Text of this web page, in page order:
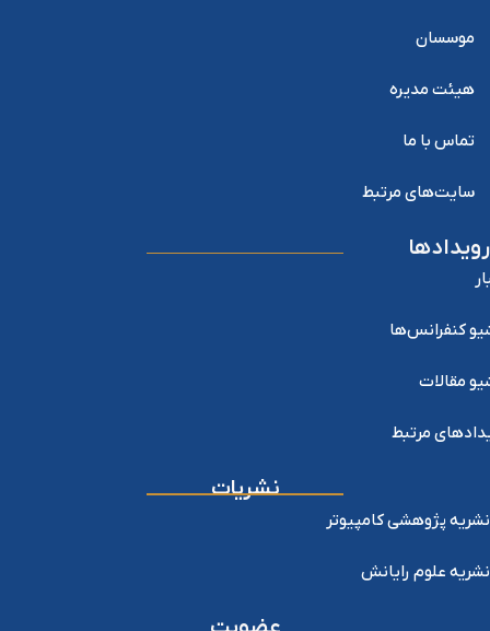
موسسان
هیئت مدیره
تماس با ما
سایت‌های مرتبط
رویدادها
کنفرانس‌ها
مقالات
مرتبط
نشریات
نشریه پژوهشی کامپیوتر
نشریه علوم رایانش